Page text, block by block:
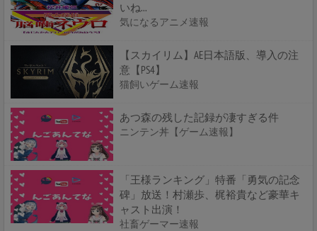
いね...
気になるアニメ速報
【スカイリム】AE日本語版、導入の注
意【PS4】
猫飼いゲーム速報
あつ森の残した記録が凄すぎる件
ニンテン丼【ゲーム速報】
「王様ランキング」特番「勇気の記念
碑」放送！村瀬歩、梶裕貴など豪華キ
ャスト出演！
社畜ゲーマー速報